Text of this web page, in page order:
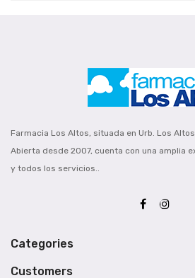
Farmacia Los Altos, situada en Urb. Los
Abierta desde 2007, cuenta con una amplia
y todos los servicios..
Categories
Customers